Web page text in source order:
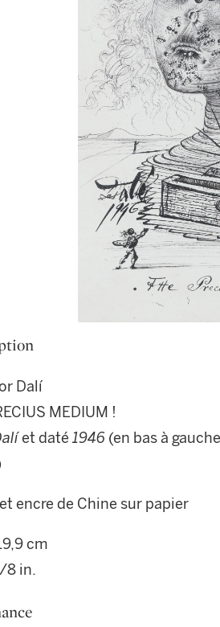
Dalí
MEDIUM !
et daté 1946 (en bas à
encre de Chine sur papier
cm
8 in.